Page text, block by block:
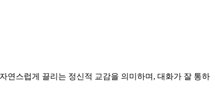
연스럽게 끌리는 정신적 교감을 의미하며, 대화가 잘 통하